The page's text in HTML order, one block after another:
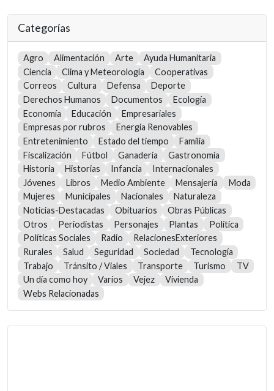
Categorías
Agro Alimentación Arte
Ayuda Humanitaria
Ciencia
Clima y Meteorología
Cooperativas
Correos
Cultura Defensa
Deporte
Derechos Humanos
Documentos
Ecología
Economía
Educación
Empresariales
Empresas por rubros
Energía Renovables
Entretenimiento
Estado del tiempo
Familia
Fiscalización
Fútbol Ganadería
Gastronomía
Historia
Historias Infancia
Internacionales
Jóvenes
Libros Medio Ambiente Mensajería
Moda
Mujeres
Municipales Nacionales
Naturaleza
Noticias-Destacadas
Obituarios
Obras Públicas
Otros
Periodistas Personajes Plantas
Política
Políticas Sociales
Radio
RelacionesExteriores
Rurales
Salud Seguridad Sociedad
Tecnología
Trabajo
Tránsito / Viales Transporte Turismo
TV
Un día como hoy
Varios Vejez
Vivienda
Webs Relacionadas